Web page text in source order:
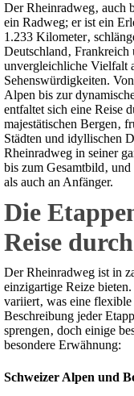
Der Rheinradweg‚ auch
ein Radweg; er ist ein
1.233 Kilometer‚
Deutschland‚
unvergleichliche Vielfalt
Sehenswürdigkeiten.
Alpen bis zur
entfaltet sich eine Reise
majestätischen Bergen‚
Städten und idyllischen
Rheinradweg in seiner
bis zum Gesamtbild‚
als auch an Anfänger.
Die
Reise
Der Rheinradweg ist in
einzigartige Reize
variiert‚ was eine
Beschreibung jeder
sprengen‚ doch einige
besondere Erwähnung:
Schweizer Alpen und